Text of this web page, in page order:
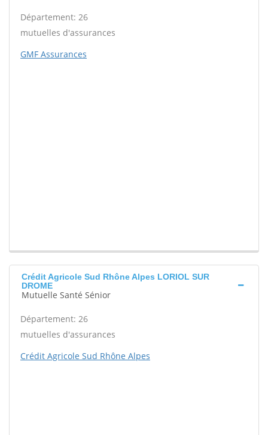
Département: 26
mutuelles d'assurances
GMF Assurances
Crédit Agricole Sud Rhône Alpes LORIOL SUR
DROME
Mutuelle Santé Sénior
Département: 26
mutuelles d'assurances
Crédit Agricole Sud Rhône Alpes